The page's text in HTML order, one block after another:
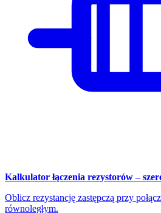
Kalkulator łączenia rezystorów –
Oblicz rezystancję zastępczą przy
równoległym.